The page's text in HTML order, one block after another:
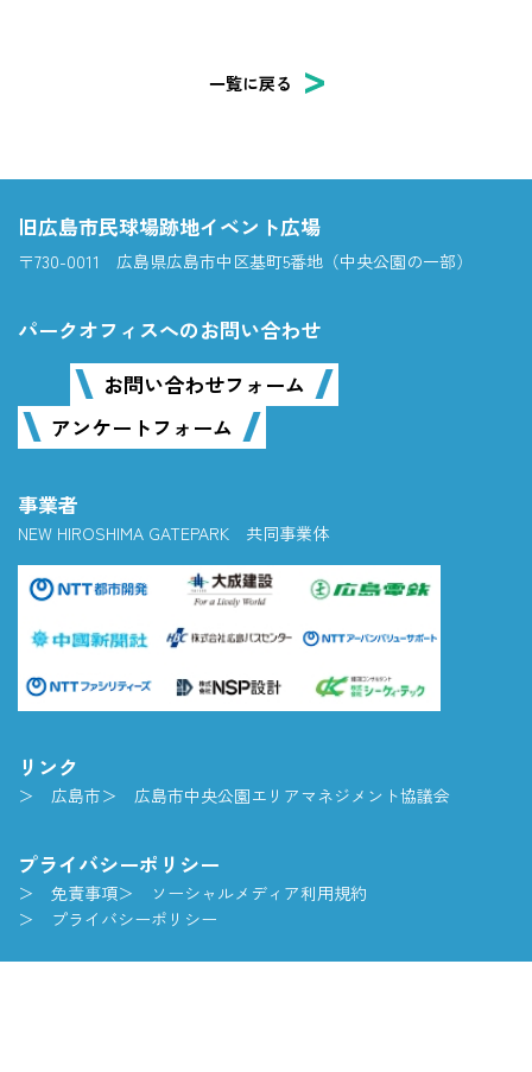
一覧に戻る
旧広島市民球場跡地イベント広場
〒730-0011 広島県広島市中区基町5番地（中央公園の一部）
パークオフィスへのお問い合わせ
お問い合わせフォーム
アンケートフォーム
事業者
NEW HIROSHIMA GATEPARK 共同事業体
リンク
広島市 広島市中央公園エリアマネジメント協議会
プライバシーポリシー
免責事項
ソーシャルメディア利用規約
プライバシーポリシー